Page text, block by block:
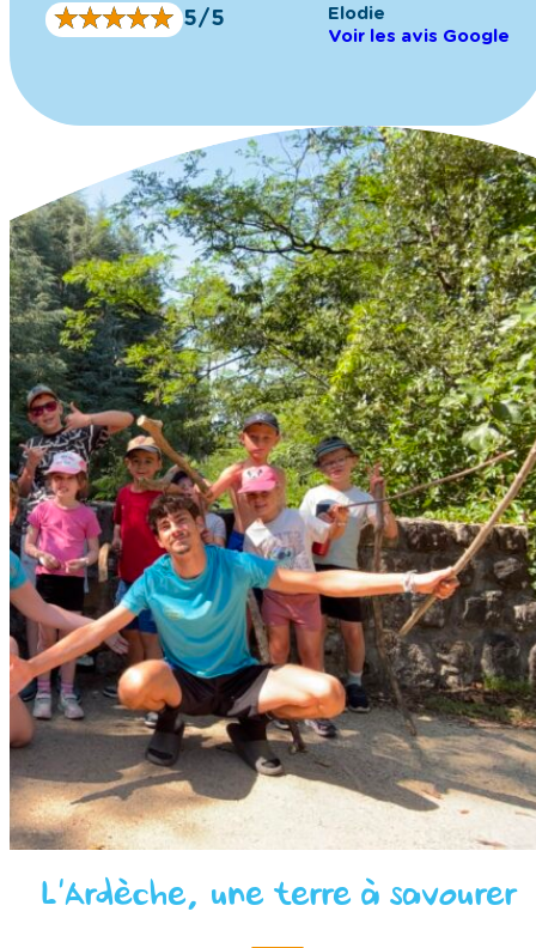
★★★★★
★★★★★ 5/5
Elodie
Voir les avis Google
L’Ardèche, une terre à savourer